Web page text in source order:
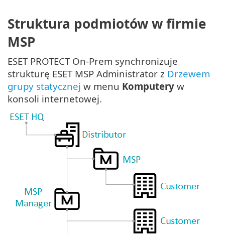
Struktura podmiotów w firmie
MSP
ESET PROTECT On-Prem synchronizuje
strukturę ESET MSP Administrator z Drzewem
grupy statycznej w menu Komputery w
konsoli internetowej.